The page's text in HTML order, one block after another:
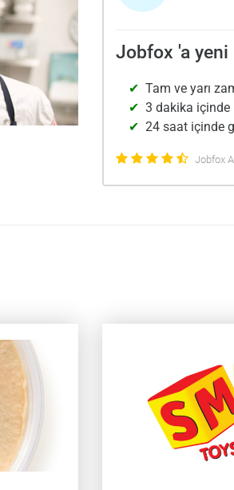
Jobfox 'a
Tam ve yarı
3 dakika içinde
24 saat içinde
Jobfox